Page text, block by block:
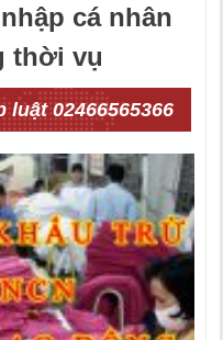
cá nhân
thời vụ
02466565366